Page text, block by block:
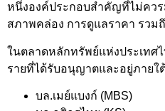
หนึ่งองค์ประกอบสำคัญที่ไม่ควร
สภาพคล่อง การดูแลราคา รวม
ในตลาดหลักทรัพย์แห่งประเทศ
รายที่ได้รับอนุญาตและอยู่ภายใ
บล.เมย์แบงก์ (MBS)